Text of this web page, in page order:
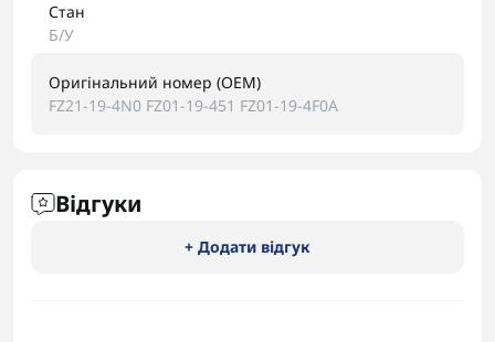
Стан
Б/У
Оригінальний номер (OEM)
FZ21-19-4N0 FZ01-19-451 FZ01-19-4F0A
Відгуки
+ Додати відгук